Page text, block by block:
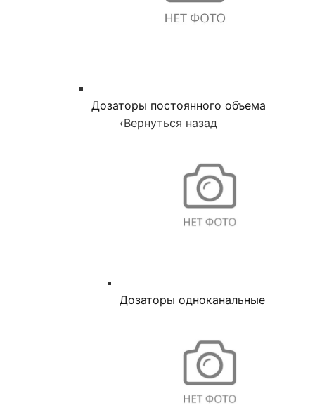
Дозаторы постоянного объема
‹Вернуться назад
Дозаторы одноканальные